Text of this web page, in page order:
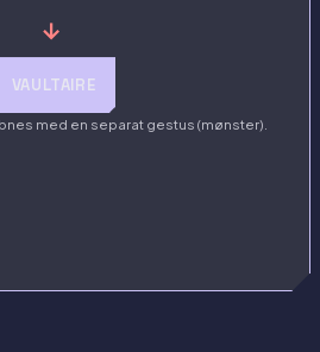
→
VAULTAIRE
med en separat gestus (mønster).